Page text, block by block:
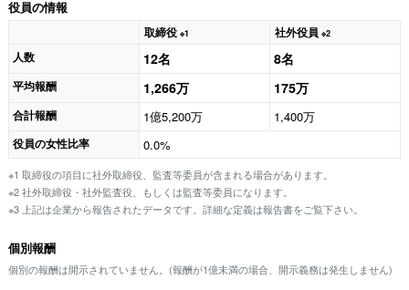
役員の情報
取締役 ※1 社外役員 ※2
人数 12名 8名
平均報酬 1,266万 175万
合計報酬 1億5,200万 1,400万
役員の女性比率 0.0%
※1 取締役の項目に社外取締役、監査等委員が含まれる場合があります。
※2 社外取締役・社外監査役、もしくは監査等委員になります。
※3 上記は企業から報告されたデータです。詳細な定義は報告書をご覧下さい。
個別報酬
個別の報酬は開示されていません。(報酬が1億未満の場合、開示義務は発生しません)